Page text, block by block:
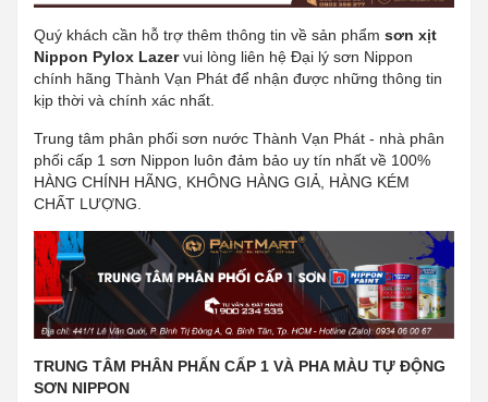
Quý khách cần hỗ trợ thêm thông tin về sản phẩm sơn xịt
Nippon Pylox Lazervui lòng liên hệ Đại lý sơn Nippon
chính hãng Thành Vạn Phát để nhận được những thông tin
kịp thời và chính xác nhất.
Trung tâm phân phối sơn nước Thành Vạn Phát - nhà phân
phối cấp 1 sơn Nippon luôn đảm bảo uy tín nhất về 100%
HÀNG CHÍNH HÃNG, KHÔNG HÀNG GIẢ, HÀNG KÉM
CHẤT LƯỢNG.
TRUNG TÂM PHÂN PHẤN CẤP 1 VÀ PHA MÀU TỰ ĐỘNG
SƠN NIPPON